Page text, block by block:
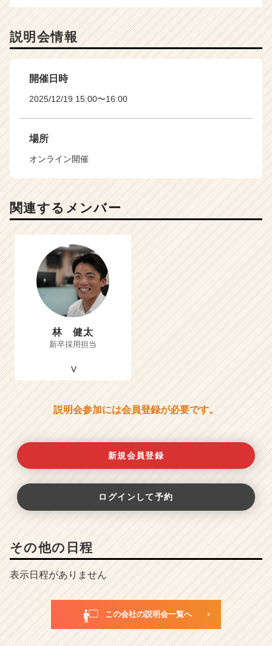
説明会情報
開催日時
2025/12/19 15:00〜16:00
場所
オンライン開催
関連するメンバー
林 健太
新卒採用担当
説明会参加には会員登録が必要です。
新規会員登録
ログインして予約
その他の日程
表示日程がありません
この会社の説明会一覧へ